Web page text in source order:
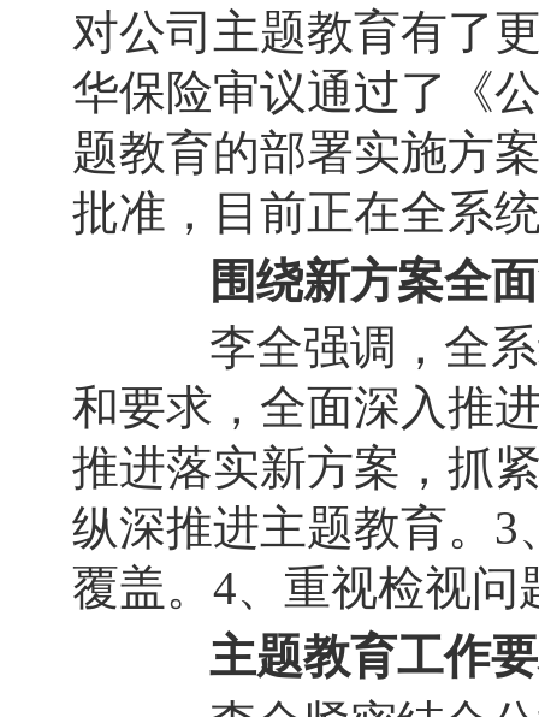
对公司主题教育有了
华保险审议通过了《
题教育的部署实施方
批准，目前正在全系
围绕新方案全
李全强调，全系
和要求，全面深入推
推进落实新方案，抓
纵深推进主题教育。
覆盖。4、重视检视
主题教育工作